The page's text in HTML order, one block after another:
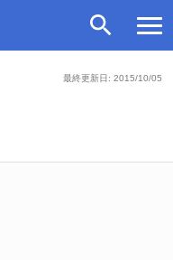
最終更新日: 2015/10/05